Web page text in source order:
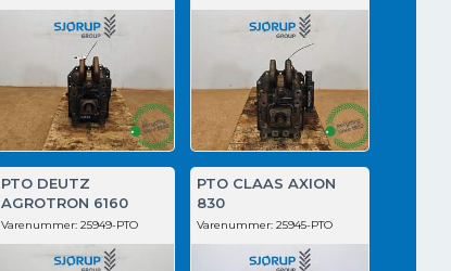
PTO DEUTZ
AGROTRON 6160
Varenummer: 25949-PTO
PTO CLAAS AXION
830
Varenummer: 25945-PTO